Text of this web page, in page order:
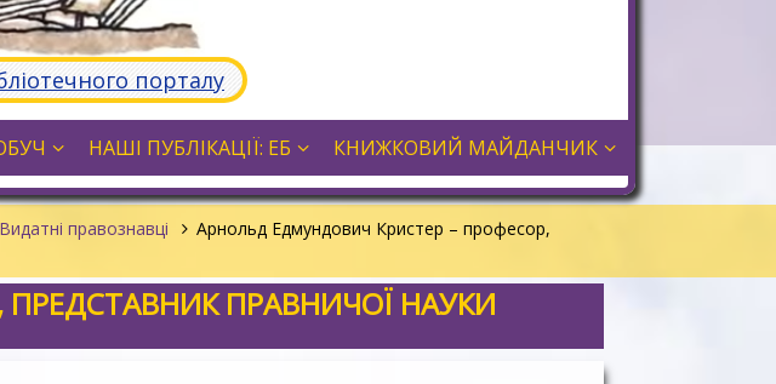
порталу
НАШІ ПУБЛІКАЦІЇ: ЕБ КНИЖКОВИЙ МАЙДАНЧИК
Видатні правознавці
Арнольд Едмундович Кристер – професор,
ПРАВНИЧОЇ НАУКИ